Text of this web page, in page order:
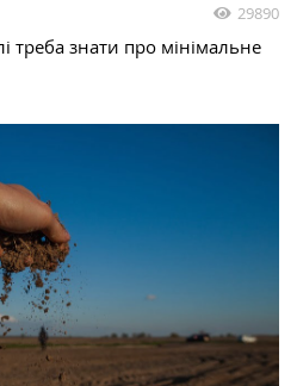
29890
знати про мінімальне